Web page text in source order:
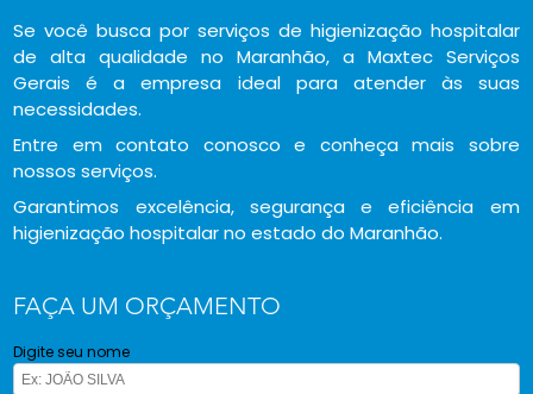
Se você busca por serviços de higienização hospitalar
de alta qualidade no Maranhão, a Maxtec Serviços
Gerais é a empresa ideal para atender às suas
necessidades.
Entre em contato conosco e conheça mais sobre
nossos serviços.
Garantimos excelência, segurança e eficiência em
higienização hospitalar no estado do Maranhão.
FAÇA UM ORÇAMENTO
Digite seu nome